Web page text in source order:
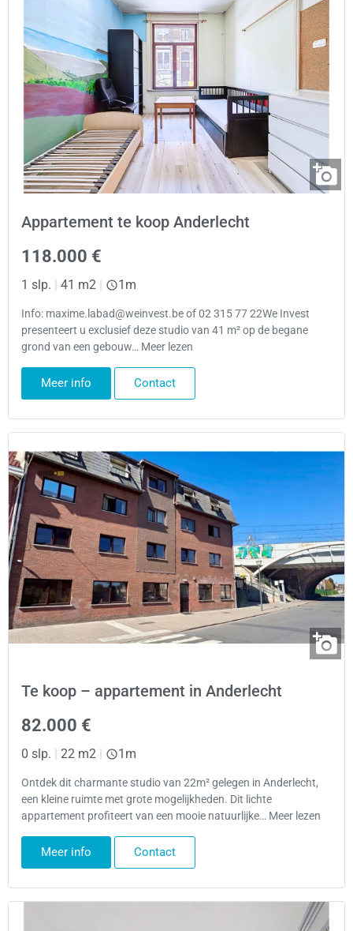
Appartement te koop Anderlecht
118.000 €
1 slp. | 41 m2 | 1m
Info: maxime.labad@weinvest.be of 02 315 77 22We Invest
presenteert u exclusief deze studio van 41 m² op de begane
grond van een gebouw… Meer lezen
Meer info Contact
Te koop – appartement in Anderlecht
82.000 €
0 slp. | 22 m2 | 1m
Ontdek dit charmante studio van 22m² gelegen in Anderlecht,
een kleine ruimte met grote mogelijkheden. Dit lichte
appartement profiteert van een mooie natuurlijke… Meer lezen
Meer info Contact